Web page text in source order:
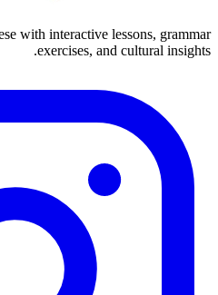
with interactive lessons, grammar
exercises, and cultural insights.